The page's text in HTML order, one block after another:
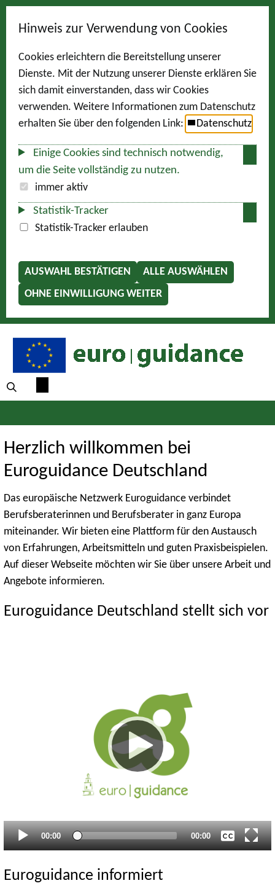
Hinweis zur Verwendung von Cookies
Cookies erleichtern die Bereitstellung unserer
Dienste. Mit der Nutzung unserer Dienste erklären Sie
sich damit einverstanden, dass wir Cookies
verwenden. Weitere Informationen zum Datenschutz
erhalten Sie über den folgenden Link:
Datenschutz
Einige Cookies sind technisch notwendig,
um die Seite vollständig zu nutzen.
immer aktiv
Statistik-Tracker
Statistik-Tracker erlauben
AUSWAHL BESTÄTIGEN
ALLE AUSWÄHLEN
OHNE EINWILLIGUNG WEITER
Herzlich willkommen bei
Euroguidance Deutschland
Das europäische Netzwerk Euroguidance verbindet
Berufsberaterinnen und Berufsberater in ganz Europa
miteinander. Wir bieten eine Plattform für den Austausch
von Erfahrungen, Arbeitsmitteln und guten Praxisbeispielen.
Auf dieser Webseite möchten wir Sie über unsere Arbeit und
Angebote informieren.
Euroguidance Deutschland stellt sich vor
Aktueller
Zeitpunkt
00:00 Gesamtlaufzeit
00:00
Euroguidance informiert